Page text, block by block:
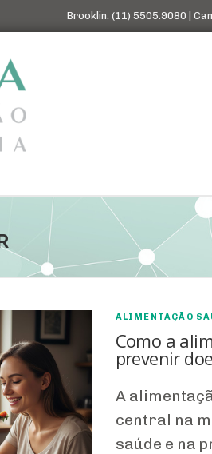
Brooklin: (11) 5505.9080 |
ALIMENTAÇÃO
Como a
prevenir
A
central na
saúde e na